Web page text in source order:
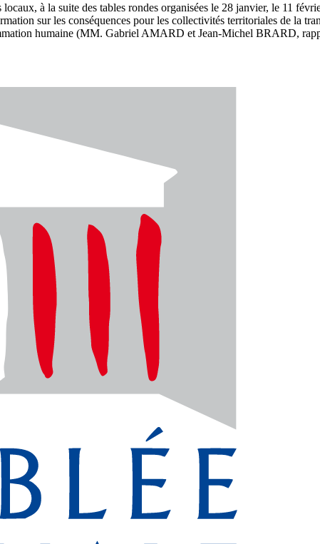
à la suite des tables rondes organisées le 28 janvier, le 11
sur les conséquences pour les collectivités territoriales de la
humaine (MM. Gabriel AMARD et Jean-Michel BRARD,